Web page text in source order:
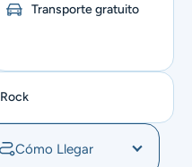
Transporte gratuito
Cómo Llegar